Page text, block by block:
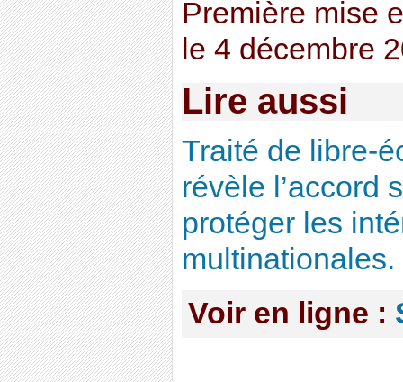
Première mise
le 4 décembre
Lire aussi
Traité de libre-
révèle l’accord
protéger les
multinationales.
Voir en ligne :